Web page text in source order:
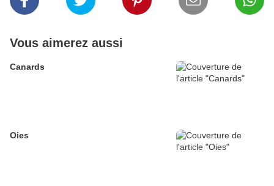
Vous aimerez aussi
Canards
Oies